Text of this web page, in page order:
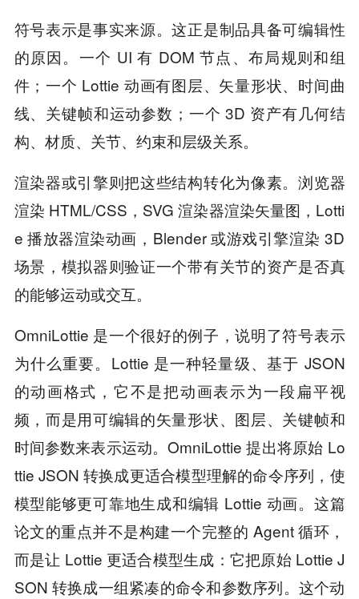
符号表示是事实来源。这正是制品具备可编辑性
的原因。一个 UI 有 DOM 节点、布局规则和组
件；一个 Lottie 动画有图层、矢量形状、时间曲
线、关键帧和运动参数；一个 3D 资产有几何结
构、材质、关节、约束和层级关系。
渲染器或引擎则把这些结构转化为像素。浏览器
渲染 HTML/CSS，SVG 渲染器渲染矢量图，Lotti
e 播放器渲染动画，Blender 或游戏引擎渲染 3D
场景，模拟器则验证一个带有关节的资产是否真
的能够运动或交互。
OmniLottie 是一个很好的例子，说明了符号表示
为什么重要。Lottie 是一种轻量级、基于 JSON
的动画格式，它不是把动画表示为一段扁平视
频，而是用可编辑的矢量形状、图层、关键帧和
时间参数来表示运动。OmniLottie 提出将原始 Lo
ttie JSON 转换成更适合模型理解的命令序列，使
模型能够更可靠地生成和编辑 Lottie 动画。这篇
论文的重点并不是构建一个完整的 Agent 循环，
而是让 Lottie 更适合模型生成：它把原始 Lottie J
SON 转换成一组紧凑的命令和参数序列。这个动